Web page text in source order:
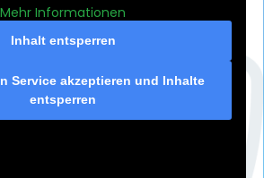
Mehr Informationen
Inhalt entsperren
Service akzeptieren und Inhalte
entsperren